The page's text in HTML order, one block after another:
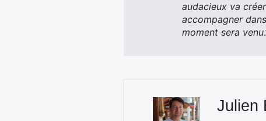
audacieux va
accompagner
moment sera venu
Julien